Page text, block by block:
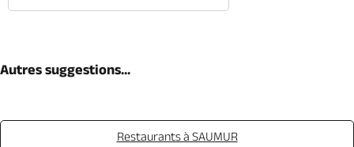
Autres suggestions...
Restaurants à SAUMUR